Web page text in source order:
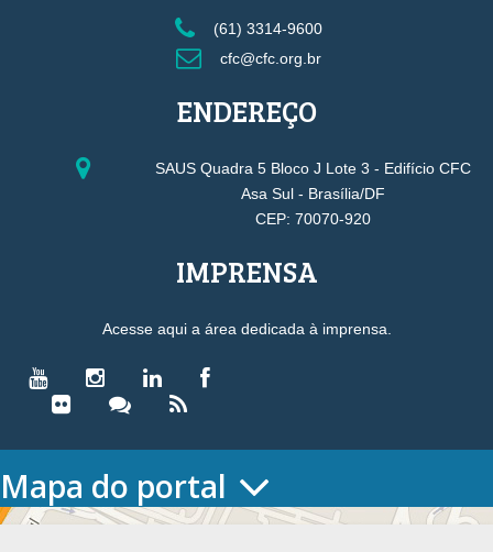
(61) 3314-9600
cfc@cfc.org.br
ENDEREÇO
SAUS Quadra 5 Bloco J Lote 3 - Edifício CFC
Asa Sul - Brasília/DF
CEP: 70070-920
IMPRENSA
Acesse aqui a área dedicada à imprensa.
Mapa do portal
HOME